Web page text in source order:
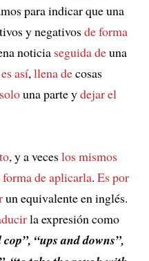
para indicar que una
y negativosde forma
noticia seguida deuna
así, llena decosas
una parte ydejar el
, y a veceslos mismos
de aplicarla. Es por
un equivalente en inglés.
la expresión como
“ups and downs”,